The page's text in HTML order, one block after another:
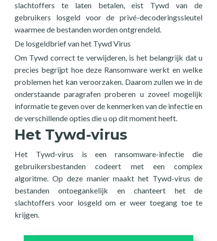
slachtoffers te laten betalen, eist Tywd van de
gebruikers losgeld voor de privé-decoderingssleutel
waarmee de bestanden worden ontgrendeld.
De losgeldbrief van het Tywd Virus
Om Tywd correct te verwijderen, is het belangrijk dat u
precies begrijpt hoe deze Ransomware werkt en welke
problemen het kan veroorzaken. Daarom zullen we in de
onderstaande paragrafen proberen u zoveel mogelijk
informatie te geven over de kenmerken van de infectie en
de verschillende opties die u op dit moment heeft.
Het Tywd-virus
Het Tywd-virus is een ransomware-infectie die
gebruikersbestanden codeert met een complex
algoritme. Op deze manier maakt het Tywd-virus de
bestanden ontoegankelijk en chanteert het de
slachtoffers voor losgeld om er weer toegang toe te
krijgen.